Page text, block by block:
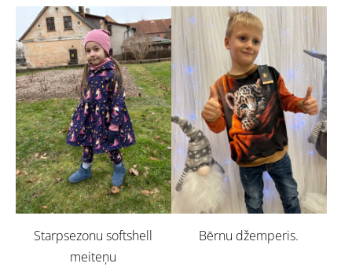
Starpsezonu softshell
meiteņu
Bērnu džemperis.